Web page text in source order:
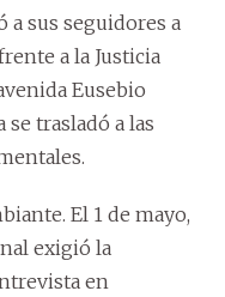
a sus seguidores a
a la Justicia
Eusebio
se trasladó a las
El 1 de mayo,
exigió la
en